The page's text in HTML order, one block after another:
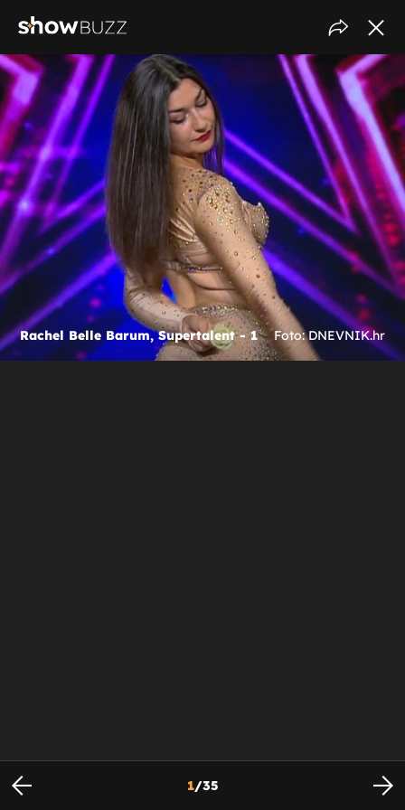
Rachel Belle Barum, Supertalent - 1 Foto: DNEVNIK.hr
1/35